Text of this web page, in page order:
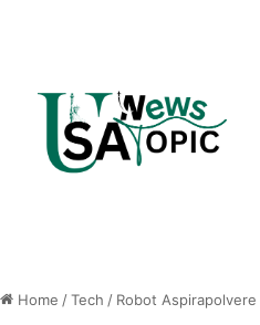
Home /Tech / Robot